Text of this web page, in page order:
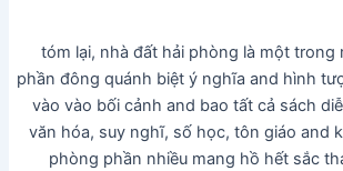
tóm lại, nhà đất hải phòng là một trong
phần đông quánh biệt ý nghĩa and hình
vào vào bối cảnh and bao tất cả sách
văn hóa, suy nghĩ, số học, tôn giáo and
phòng phần nhiều mang hồ hết sắc